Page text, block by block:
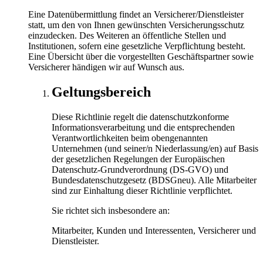
Eine Datenübermittlung findet an Versicherer/Dienstleister
statt, um den von Ihnen gewünschten Versicherungsschutz
einzudecken. Des Weiteren an öffentliche Stellen und
Institutionen, sofern eine gesetzliche Verpflichtung besteht.
Eine Übersicht über die vorgestellten Geschäftspartner sowie
Versicherer händigen wir auf Wunsch aus.
Geltungsbereich
Diese Richtlinie regelt die datenschutzkonforme
Informationsverarbeitung und die entsprechenden
Verantwortlichkeiten beim obengenannten
Unternehmen (und seiner/n Niederlassung/en) auf Basis
der gesetzlichen Regelungen der Europäischen
Datenschutz-Grundverordnung (DS-GVO) und
Bundesdatenschutzgesetz (BDSGneu). Alle Mitarbeiter
sind zur Einhaltung dieser Richtlinie verpflichtet.
Sie richtet sich insbesondere an:
Mitarbeiter, Kunden und Interessenten, Versicherer und
Dienstleister.